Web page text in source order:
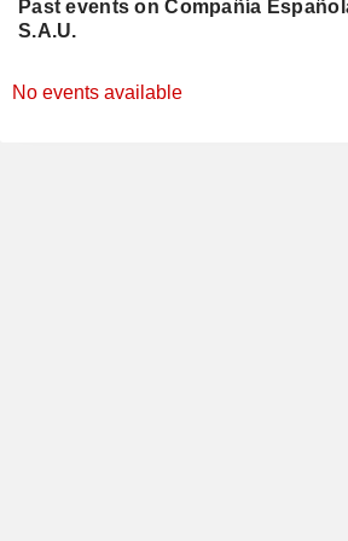
Past events on Compañía
S.A.U.
No events available